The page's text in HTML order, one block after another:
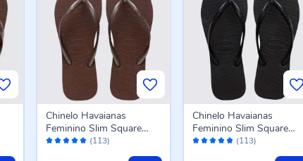
Avaliação: (113)
Chinelo Havaianas
Feminino Slim Square
Cafe
Avaliação: (113)
Chinelo Havaianas
Feminino Slim Square
Preto